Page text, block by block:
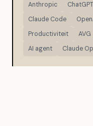
Anthropic ChatGPT
Claude Code
Productiviteit
AVG
AI agent
Claude